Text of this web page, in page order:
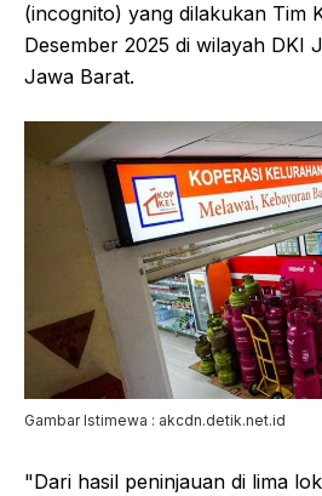
(incognito) yang dilakukan Tim
Desember 2025 di wilayah DKI
Jawa Barat.
Gambar Istimewa : akcdn.detik.net.id
"Dari hasil peninjauan di lima